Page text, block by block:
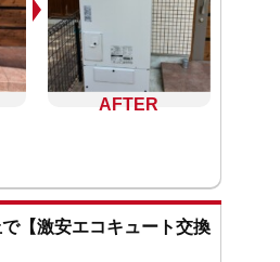
【激安エコキュート交換